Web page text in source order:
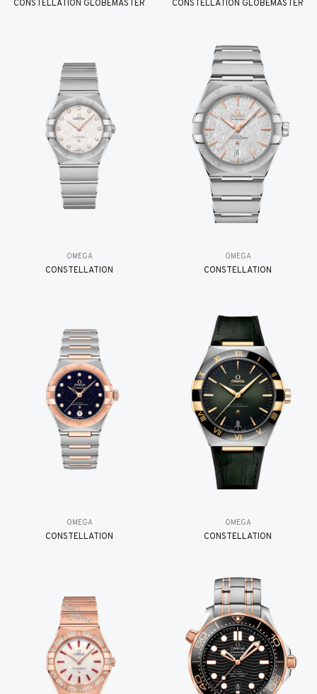
CONSTELLATION GLOBEMASTER CONSTELLATION GLOBEMASTER
OMEGA
CONSTELLATION
OMEGA
CONSTELLATION
OMEGA
CONSTELLATION
OMEGA
CONSTELLATION